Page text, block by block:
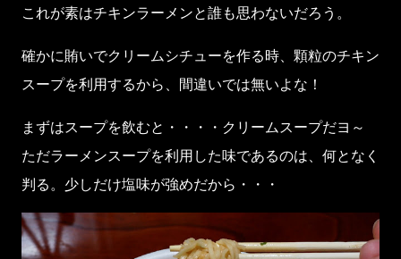
これが素はチキンラーメンと誰も思わないだろう。
確かに賄いでクリームシチューを作る時、顆粒のチキン
スープを利用するから、間違いでは無いよな！
まずはスープを飲むと・・・・クリームスープだヨ～
ただラーメンスープを利用した味であるのは、何となく
判る。少しだけ塩味が強めだから・・・